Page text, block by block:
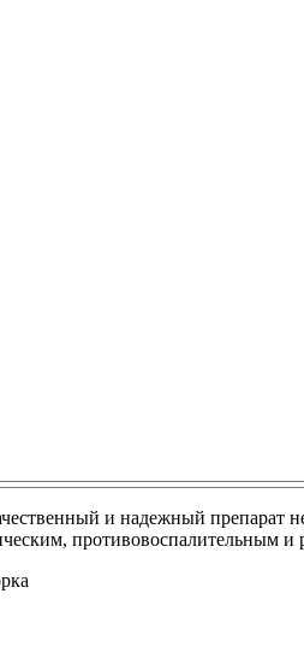
и надежный препарат
противовоспалительным